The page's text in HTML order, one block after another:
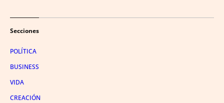
Secciones
POLÍTICA
BUSINESS
VIDA
CREACIÓN